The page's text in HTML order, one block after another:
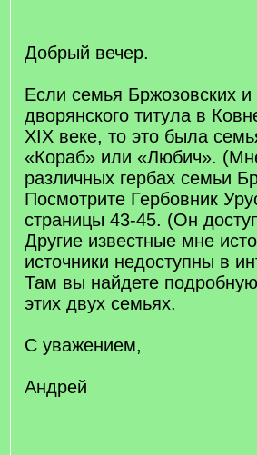
Добрый вечер.
Если семья Бржозовских
дворянского титула в
XIX веке, то это была
«Кораб» или «Любич».
различных гербах семьи
Посмотрите Гербовник
страницы 43-45. (Он
Другие известные мне
источники недоступны в
Там вы найдете
этих двух семьях.
С уважением,
Андрей